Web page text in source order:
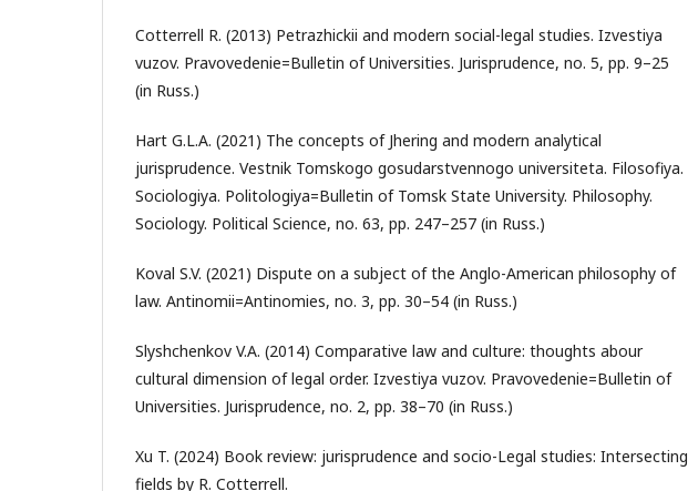
Cotterrell R. (2013) Petrazhickii and modern social-legal studies. Izvestiya
vuzov. Pravovedenie=Bulletin of Universities. Jurisprudence, no. 5, pp. 9–25
(in Russ.)
Hart G.L.A. (2021) The concepts of Jhering and modern analytical
jurisprudence. Vestnik Tomskogo gosudarstvennogo universiteta. Filosofiya.
Sociologiya. Politologiya=Bulletin of Tomsk State University. Philosophy.
Sociology. Political Science, no. 63, pp. 247–257 (in Russ.)
Koval S.V. (2021) Dispute on a subject of the Anglo-American philosophy of
law. Antinomii=Antinomies, no. 3, pp. 30–54 (in Russ.)
Slyshchenkov V.A. (2014) Comparative law and culture: thoughts abour
cultural dimension of legal order. Izvestiya vuzov. Pravovedenie=Bulletin of
Universities. Jurisprudence, no. 2, pp. 38–70 (in Russ.)
Xu T. (2024) Book review: jurisprudence and socio-Legal studies: Intersecting
fields by R. Cotterrell.